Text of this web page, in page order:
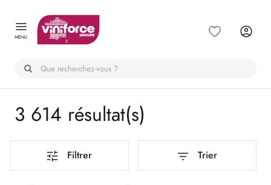
MENU
3 614 résultat(s)
Filtrer Trier